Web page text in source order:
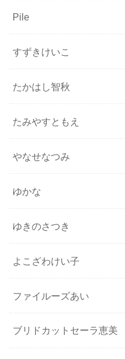
Pile
すずきけいこ
たかはし智秋
たみやすともえ
やなせなつみ
ゆかな
ゆきのさつき
よこざわけい子
ファイルーズあい
ブリドカットセーラ恵美